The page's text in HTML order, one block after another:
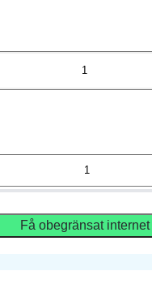
1
Få obegränsat internet